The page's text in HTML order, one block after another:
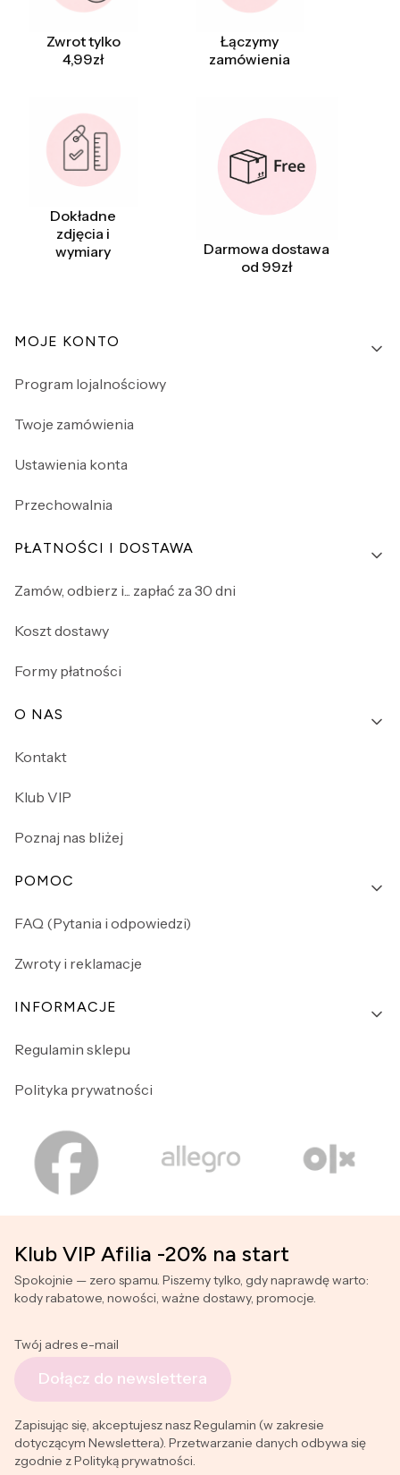
Zwrot tylko
4,99zł
Łączymy
zamówienia
Dokładne
zdjęcia i
wymiary
Darmowa dostawa
od 99zł
Linki w stopce
MOJE KONTO
Program lojalnościowy
Twoje zamówienia
Ustawienia konta
Przechowalnia
PŁATNOŚCI I DOSTAWA
Zamów, odbierz i... zapłać za 30 dni
Koszt dostawy
Formy płatności
O NAS
Kontakt
Klub VIP
Poznaj nas bliżej
POMOC
FAQ (Pytania i odpowiedzi)
Zwroty i reklamacje
INFORMACJE
Regulamin sklepu
Polityka prywatności
Klub VIP Afilia -20% na start
Spokojnie — zero spamu. Piszemy tylko, gdy naprawdę warto:
kody rabatowe, nowości, ważne dostawy, promocje.
Twój adres e-mail
Dołącz do newslettera
Zapisując się, akceptujesz nasz Regulamin (w zakresie
dotyczącym Newslettera). Przetwarzanie danych odbywa się
zgodnie z Polityką prywatności.